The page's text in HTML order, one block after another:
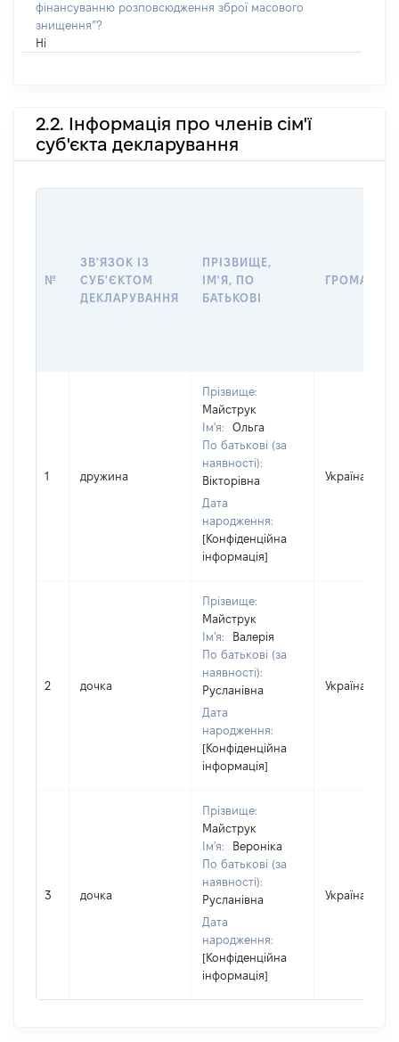
фінансуванню розповсюдження зброї масового
знищення”?
Ні
2.2. Інформація про членів сім'ї
суб'єкта декларування
№
ЗВ'ЯЗОК ІЗ
СУБ'ЄКТОМ
ДЕКЛАРУВАННЯ
ПРІЗВИЩЕ,
ІМ'Я, ПО
БАТЬКОВІ
1 дружина
Прізвище:
Майструк
Ім'я:
Ольга
По батькові (за
наявності):
Вікторівна
Дата
народження:
[Конфіденційна
інформація]
Україна
2 дочка
Прізвище:
Майструк
Ім'я:
Валерія
По батькові (за
наявності):
Русланівна
Дата
народження:
[Конфіденційна
інформація]
Україна
3 дочка
Прізвище:
Майструк
Ім'я:
Вероніка
По батькові (за
наявності):
Русланівна
Дата
народження:
[Конфіденційна
інформація]
Україна